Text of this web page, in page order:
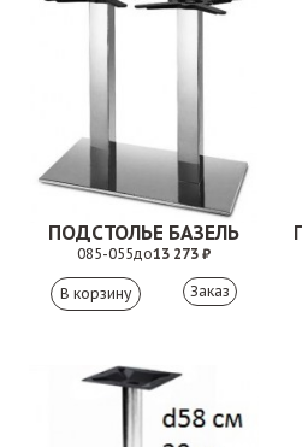
ПОДСТОЛЬЕ БАЗЕЛЬ
085-055до13 273 ₽
Заказ